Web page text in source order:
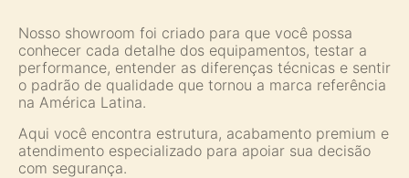
Nosso showroom foi criado para que você possa
conhecer cada detalhe dos equipamentos, testar a
performance, entender as diferenças técnicas e sentir
o padrão de qualidade que tornou a marca referência
na América Latina.
Aqui você encontra estrutura, acabamento premium e
atendimento especializado para apoiar sua decisão
com segurança.